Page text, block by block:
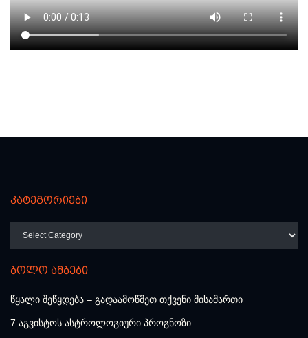
კატეგორიები
ბოლო ამბები
წყალი შეწყდება – გადაამოწმეთ თქვენი მისამართი
7 აგვისტოს ასტროლოგიური პროგნოზი